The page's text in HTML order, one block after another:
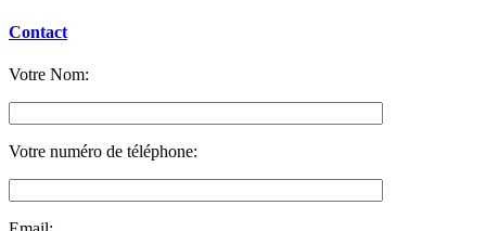
Contact
Votre Nom:
Votre numéro de téléphone: